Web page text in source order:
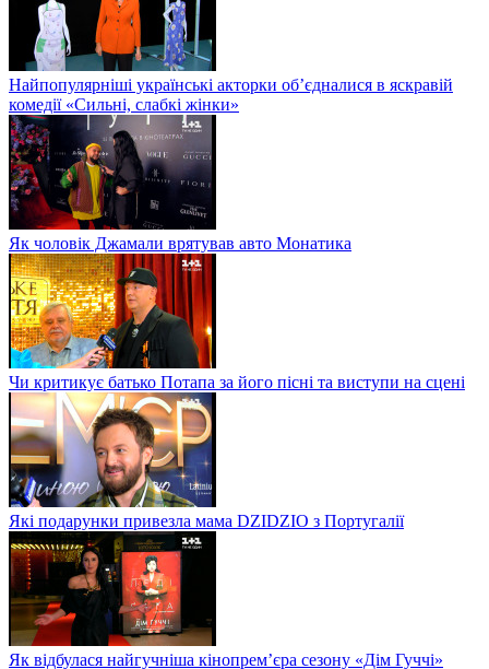
Найпопулярніші українські акторки об’єдналися в яскравій
комедії «Сильні, слабкі жінки»
Як чоловік Джамали врятував авто Монатика
Чи критикує батько Потапа за його пісні та виступи на сцені
Які подарунки привезла мама DZIDZIO з Португалії
Як відбулася найгучніша кінопрем’єра сезону «Дім Гуччі»